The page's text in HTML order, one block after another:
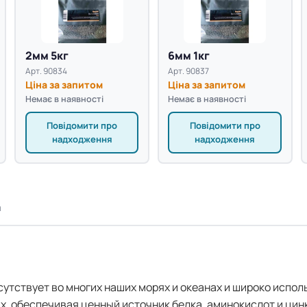
2мм 5кг
Арт. 90834
Ціна за запитом
Немає в наявності
Повідомити про
надходження
6мм 1кг
Арт. 90837
Ціна за запитом
Немає в наявності
Повідомити про
надходження
во многих наших морях и океанах и широко